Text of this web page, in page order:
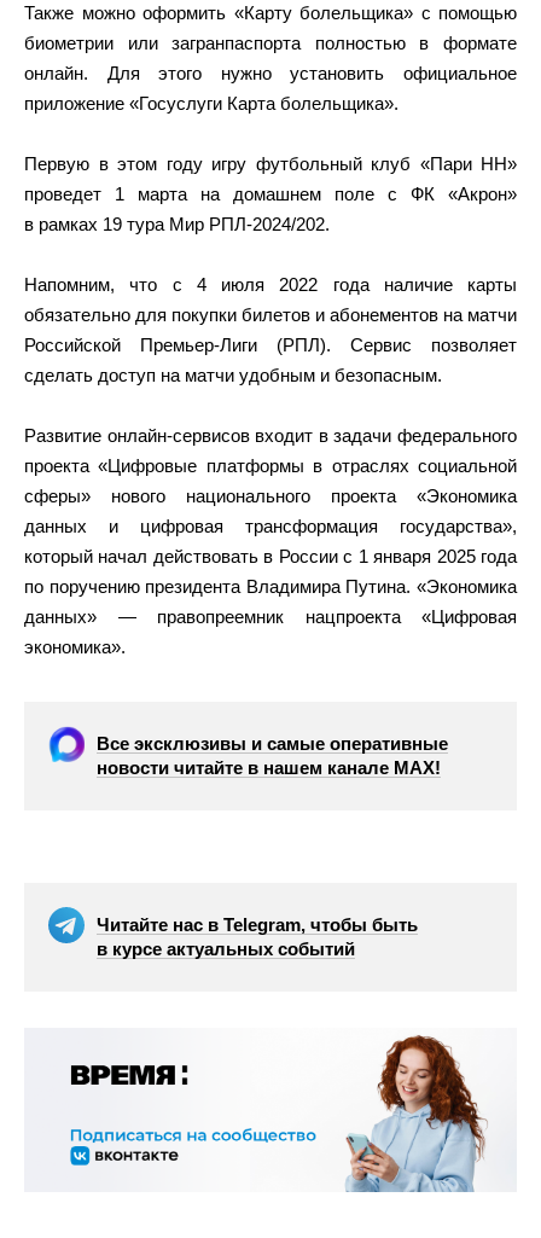
Также можно оформить «Карту болельщика» с помощью
биометрии или загранпаспорта полностью в формате
онлайн. Для этого нужно установить официальное
приложение «Госуслуги Карта болельщика».
Первую в этом году игру футбольный клуб «Пари НН»
проведет 1 марта на домашнем поле с ФК «Акрон»
в рамках 19 тура Мир РПЛ-2024/202.
Напомним, что с 4 июля 2022 года наличие карты
обязательно для покупки билетов и абонементов на матчи
Российской Премьер-Лиги (РПЛ). Сервис позволяет
сделать доступ на матчи удобным и безопасным.
Развитие онлайн-сервисов входит в задачи федерального
проекта «Цифровые платформы в отраслях социальной
сферы» нового национального проекта «Экономика
данных и цифровая трансформация государства»,
который начал действовать в России с 1 января 2025 года
по поручению президента Владимира Путина. «Экономика
данных» — правопреемник нацпроекта «Цифровая
экономика».
Все эксклюзивы и самые оперативные
новости читайте в нашем канале МАХ!
Читайте нас в Telegram, чтобы быть
в курсе актуальных событий